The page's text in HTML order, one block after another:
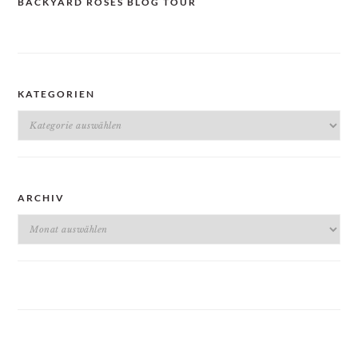
KATEGORIEN
Kategorien
ARCHIV
Archiv